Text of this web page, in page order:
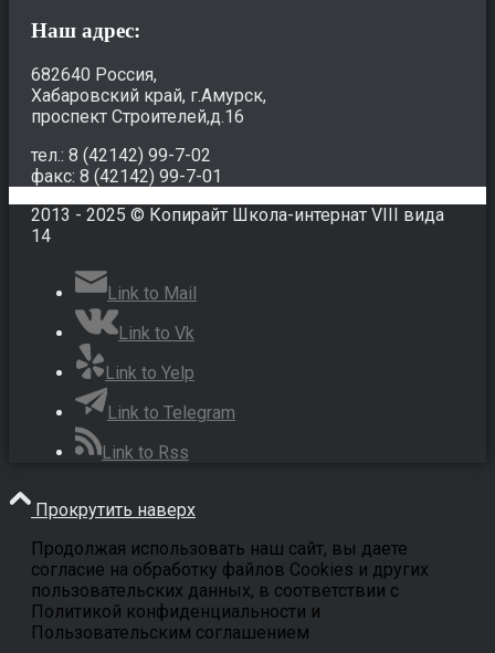
Наш адрес:
682640 Россия,
Хабаровский край, г.Амурск,
проспект Строителей,д.16
тел.: 8 (42142) 99-7-02
факс: 8 (42142) 99-7-01
2013 - 2025 © Копирайт Школа-интернат VIII вида
14
Link to Mail
Link to Vk
Link to Yelp
Link to Telegram
Link to Rss
Прокрутить наверх
Продолжая использовать наш сайт, вы даете
согласие на обработку файлов Cookies и других
пользовательских данных, в соответствии с
Политикой конфиденциальности и
Пользовательским соглашением